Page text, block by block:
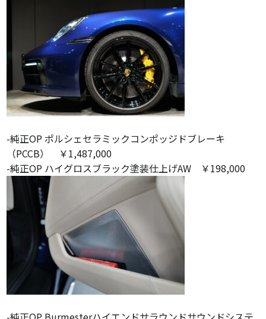
-純正OP ポルシェセラミックコンポッジドブレーキ
（PCCB） ￥1,487,000
-純正OP ハイグロスブラック塗装仕上げAW ￥198,000